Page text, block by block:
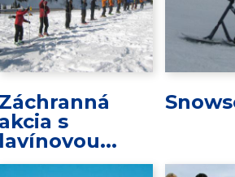
Záchranná
akcia s
lavínovou...